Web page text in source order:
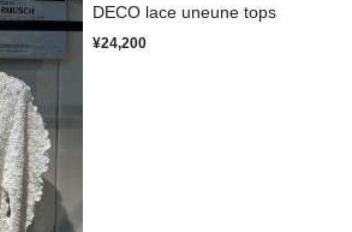
DECO lace uneune tops
¥24,200